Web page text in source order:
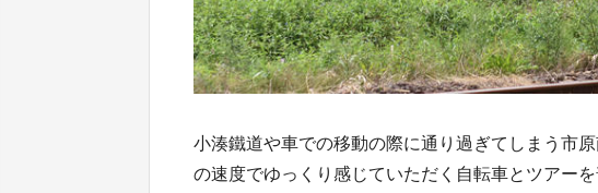
小湊鐵道や車での移動の際に通り過ぎてしまう市
の速度でゆっくり感じていただく自転車とツアーを